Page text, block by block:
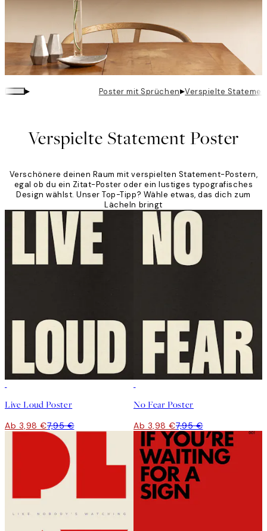
▸ Poster mit Sprüchen▸Verspielte
Verspielte Statement Poster
Verschönere deinen Raum mit verspielten Statement-Postern,
egal ob du ein Zitat-Poster oder ein lustiges typografisches
Design wählst. Unser Top-Tipp? Wähle etwas, das dich zum
Lächeln bringt
Live Loud Poster
Ab 3,98 €7,95 €
No Fear Poster
Ab 3,98 €7,95 €